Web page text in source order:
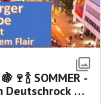
SOMMER -
Deutschrock 🎼